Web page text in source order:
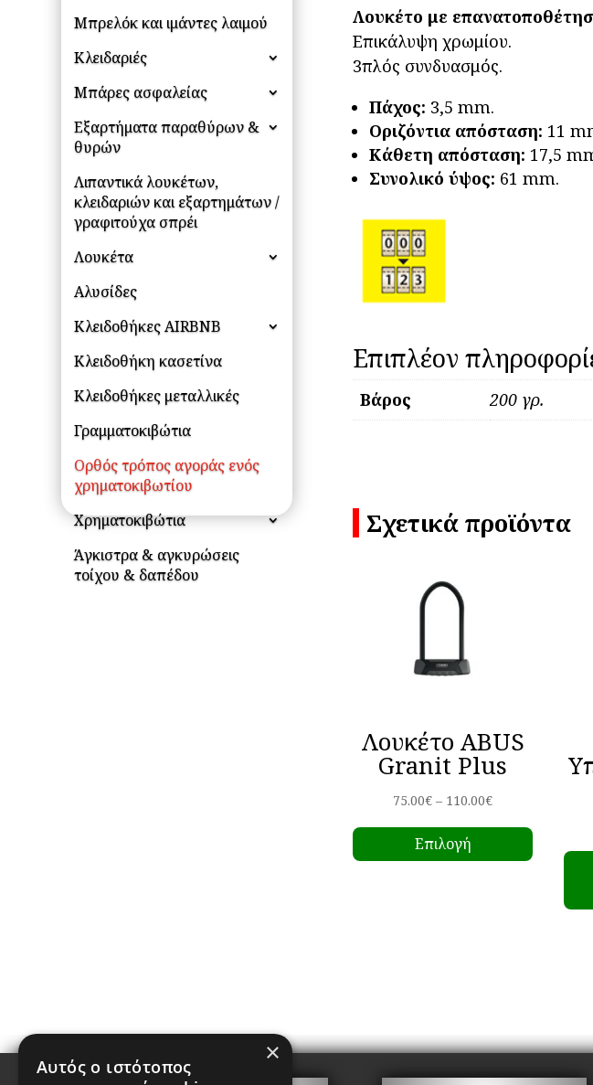
Μπρελόκ και ιμάντες λαιμού
Κλειδαριές
Μπάρες ασφαλείας
Εξαρτήματα παραθύρων &
θυρών
Λιπαντικά λουκέτων,
κλειδαριών και εξαρτημάτων /
γραφιτούχα σπρέι
Λουκέτα
Αλυσίδες
Κλειδοθήκες AIRBNB
Κλειδοθήκη κασετίνα
Κλειδοθήκες μεταλλικές
Γραμματοκιβώτια
Ορθός τρόπος αγοράς ενός
χρηματοκιβωτίου
Χρηματοκιβώτια
Άγκιστρα & αγκυρώσεις
τοίχου & δαπέδου
Λουκέτο με
Επικάλυψη χρωμίου.
3πλός συνδυασμός.
Πάχος: 3,5 mm.
Οριζόντια απόσταση: 11
Κάθετη απόσταση: 17,5
Συνολικό ύψος: 61 mm.
Επιπλέον
Βάρος 200 γρ.
Σχετικά προϊόντα
Λουκέτο ABUS
Granit Plus
75.00€ – 110.00€Price
range:
Επιλογή
να
×
Αυτός ο ιστότοπος